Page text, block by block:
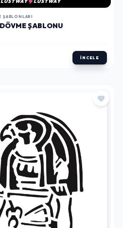
ŞABLONLARI
ŞABLONU
İNCELE